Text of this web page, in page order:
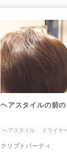
ヘアスタイルの前
ヘアスタイル ドライヤ
クリプトパーティ